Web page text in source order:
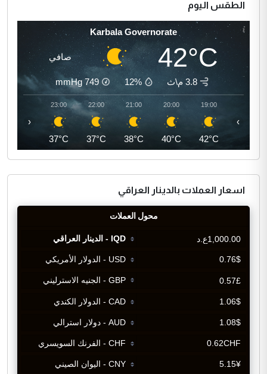
الطقس اليوم
Karbala Governorate
42°C صافي
3.8 م\ث 12%
749
mmHg
19:00
42°C
20:00
40°C
21:00
38°C
22:00
37°C
23:00
37°C
‹ ›
اسعار العملات بالدينار العراقي